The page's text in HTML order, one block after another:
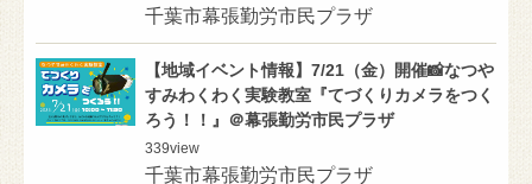
千葉市幕張勤労市民プラザ
【地域イベント情報】7/21（金）開催📸なつや
すみわくわく実験教室『てづくりカメラをつく
ろう！！』＠幕張勤労市民プラザ
339view
千葉市幕張勤労市民プラザ